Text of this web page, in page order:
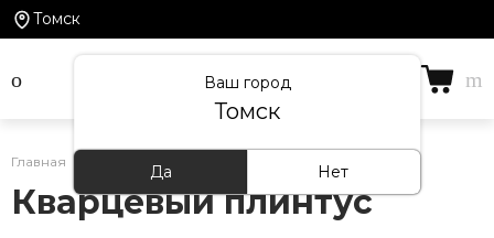
Томск
Ваш город
Томск
Да Нет
Главная Каталог товаров Кварцевый плинтус
Кварцевый плинтус